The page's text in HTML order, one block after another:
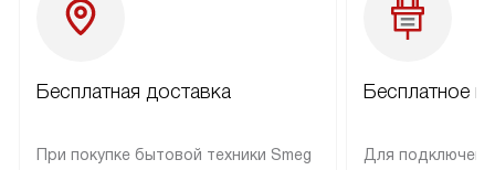
Бесплатная доставка
При покупке бытовой техники Smeg
Бесплатное
Для